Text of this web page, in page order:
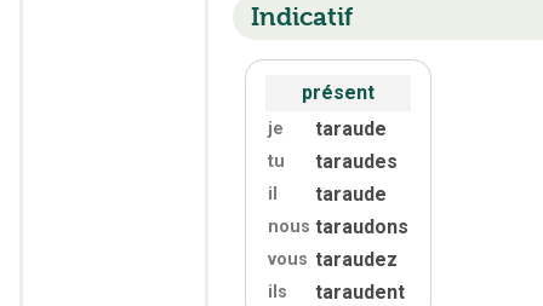
Indicatif
présent
je taraude
tu taraudes
il taraude
nous taraudons
vous taraudez
ils taraudent